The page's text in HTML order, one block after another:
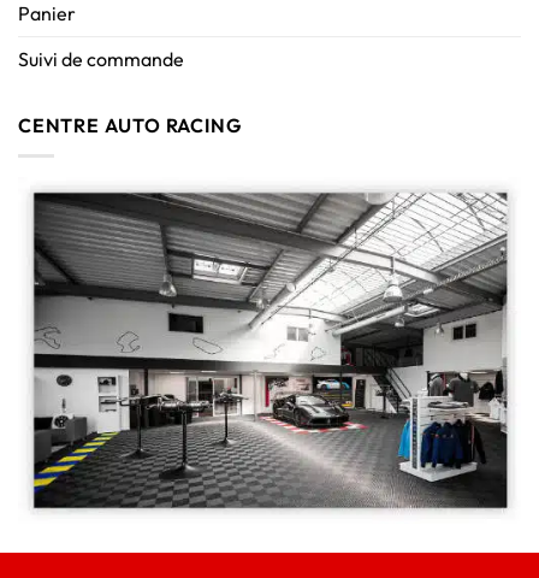
Panier
Suivi de commande
CENTRE AUTO RACING